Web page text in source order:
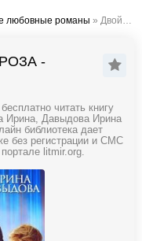
любовные романы » Двойняшки для Деда Мороза - Давыдова Ирина
-
читать книгу
Ирина, Давыдова Ирина
библиотека дает
без регистрации и СМС
litmir.org.